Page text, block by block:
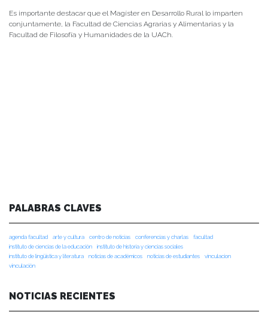
Es importante destacar que el Magíster en Desarrollo Rural lo imparten
conjuntamente, la Facultad de Ciencias Agrarias y Alimentarias y la
Facultad de Filosofía y Humanidades de la UACh.
PALABRAS CLAVES
agenda facultad arte y cultura centro de noticias conferencias y charlas
facultad
instituto de ciencias de la educación
instituto de historia y ciencias sociales
instituto de lingüística y literatura
noticias de académicos noticias de estudiantes
vinculacion
vinculación
NOTICIAS RECIENTES